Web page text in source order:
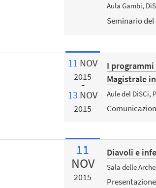
Aula Gambi,
Seminario
11 NOV
2015
13 NOV
2015
I
Magistrale
Aule del DiSCi,
11
NOV
2015
Diavoli e
Sala delle